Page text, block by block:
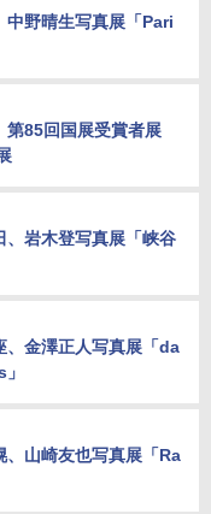
中野晴生写真展「Pari
第85回国展受賞者展
、岩木登写真展「峡谷
、金澤正人写真展「da
、山崎友也写真展「Ra